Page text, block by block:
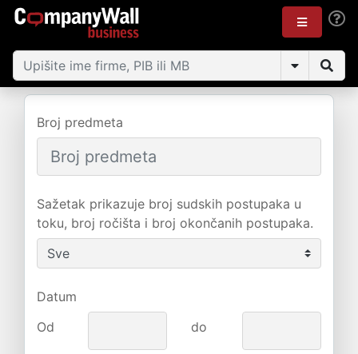
Broj predmeta
Sažetak prikazuje broj sudskih postupaka u
toku, broj ročišta i broj okončanih postupaka.
Datum
Od
do